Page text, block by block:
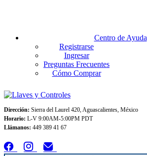
Centro de Ayuda
Registrarse
Ingresar
Preguntas Frecuentes
Cómo Comprar
Dirección: Sierra del Laurel 420, Aguascalientes, México
Horario: L-V 9:00AM-5:00PM PDT
Llámanos: 449 389 41 67